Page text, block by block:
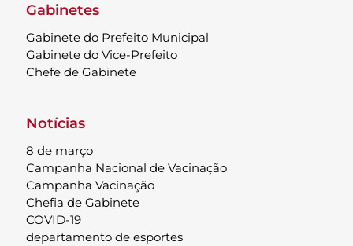
Gabinetes
Gabinete do Prefeito Municipal
Gabinete do Vice-Prefeito
Chefe de Gabinete
Notícias
8 de março
Campanha Nacional de Vacinação
Campanha Vacinação
Chefia de Gabinete
COVID-19
departamento de esportes